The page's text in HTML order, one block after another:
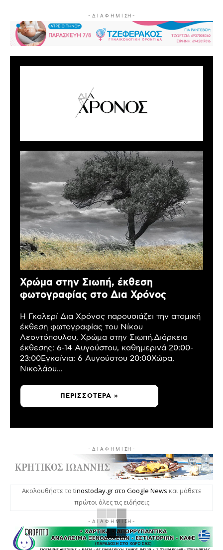
- Δ Ι Α Φ Η Μ Ι ΣΗ -
Χρώμα στην Σιωπή, έκθεση
φωτογραφίας στο Δια Χρόνος
Η Γκαλερί Δια Χρόνος παρουσιάζει την ατομική
έκθεση φωτογραφίας του Νίκου
Λεοντόπουλου, Χρώμα στην Σιωπή.Διάρκεια
έκθεσης: 6-14 Αυγούστου, καθημερινά 20:00-
23:00Εγκαίνια: 6 Αυγούστου 20:00Χώρα,
Νικολάου...
ΠΕΡΙΣΣΌΤΕΡΑ »
- Δ Ι Α Φ Η Μ Ι ΣΗ -
Ακολουθήστε το tinostoday.gr στο Google News και μάθετε
πρώτοι όλες τις ειδήσεις
- Δ Ι Α Φ Η Μ Ι ΣΗ -